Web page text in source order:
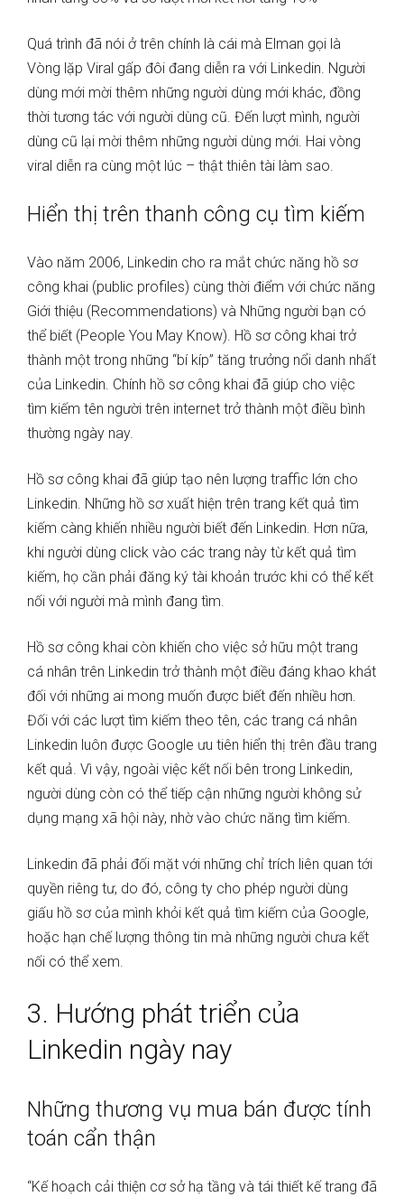
Quá trình đã nói ở trên chính là cái mà Elman gọi là
Vòng lặp Viral gấp đôi đang diễn ra với Linkedin. Người
dùng mới mời thêm những người dùng mới khác, đồng
thời tương tác với người dùng cũ. Đến lượt mình, người
dùng cũ lại mời thêm những người dùng mới. Hai vòng
viral diễn ra cùng một lúc – thật thiên tài làm sao.
Hiển thị trên thanh công cụ tìm kiếm
Vào năm 2006, Linkedin cho ra mắt chức năng hồ sơ
công khai (public profiles) cùng thời điểm với chức năng
Giới thiệu (Recommendations) và Những người bạn có
thể biết (People You May Know). Hồ sơ công khai trở
thành một trong những “bí kíp” tăng trưởng nổi danh nhất
của Linkedin. Chính hồ sơ công khai đã giúp cho việc
tìm kiếm tên người trên internet trở thành một điều bình
thường ngày nay.
Hồ sơ công khai đã giúp tạo nên lượng traffic lớn cho
Linkedin. Những hồ sơ xuất hiện trên trang kết quả tìm
kiếm càng khiến nhiều người biết đến Linkedin. Hơn nữa,
khi người dùng click vào các trang này từ kết quả tìm
kiếm, họ cần phải đăng ký tài khoản trước khi có thể kết
nối với người mà mình đang tìm.
Hồ sơ công khai còn khiến cho việc sở hữu một trang
cá nhân trên Linkedin trở thành một điều đáng khao khát
đối với những ai mong muốn được biết đến nhiều hơn.
Đối với các lượt tìm kiếm theo tên, các trang cá nhân
Linkedin luôn được Google ưu tiên hiển thị trên đầu trang
kết quả. Vì vậy, ngoài việc kết nối bên trong Linkedin,
người dùng còn có thể tiếp cận những người không sử
dụng mạng xã hội này, nhờ vào chức năng tìm kiếm.
Linkedin đã phải đối mặt với những chỉ trích liên quan tới
quyền riêng tư, do đó, công ty cho phép người dùng
giấu hồ sơ của mình khỏi kết quả tìm kiếm của Google,
hoặc hạn chế lượng thông tin mà những người chưa kết
nối có thể xem.
3. Hướng phát triển của
Linkedin ngày nay
Những thương vụ mua bán được tính
toán cẩn thận
“Kế hoạch cải thiện cơ sở hạ tầng và tái thiết kế trang đã